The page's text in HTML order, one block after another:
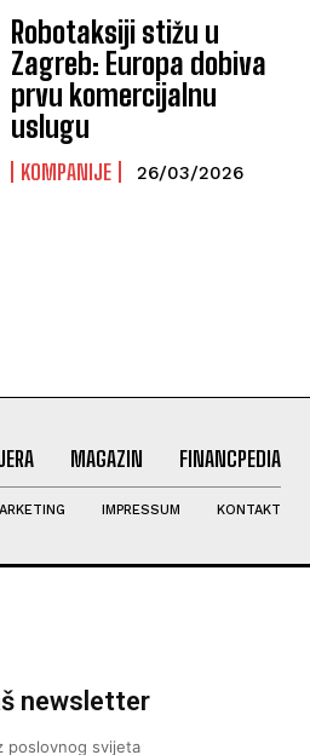
Robotaksiji stižu u
Zagreb: Europa dobiva
prvu komercijalnu
uslugu
KOMPANIJE 26/03/2026
MAGAZIN FINANCPEDIA
IMPRESSUM KONTAKT
newsletter
poslovnog svijeta